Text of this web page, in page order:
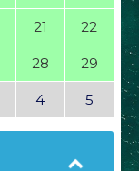
21 22
28 29
4 5